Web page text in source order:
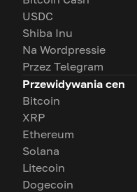
USDC
Shiba Inu
Na Wordpressie
Przez Telegram
Przewidywania cen
Bitcoin
XRP
Ethereum
Solana
Litecoin
Dogecoin